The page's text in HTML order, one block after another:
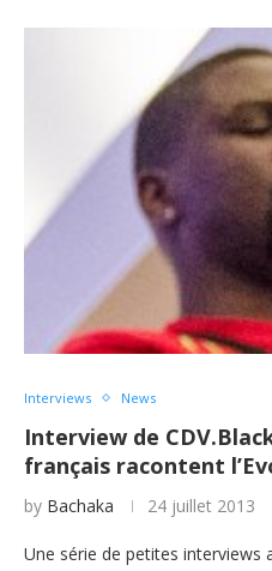
Interviews News
Interview de
français racontent
by Bachaka 24 juillet 2013
Une série de petites interviews